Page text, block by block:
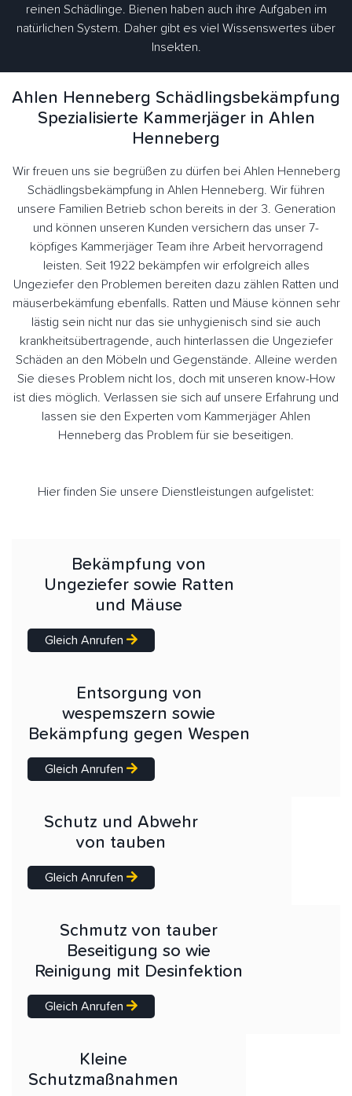
reinen Schädlinge. Bienen haben auch ihre Aufgaben im
natürlichen System. Daher gibt es viel Wissenswertes über
Insekten.
Ahlen Henneberg Schädlingsbekämpfung
Spezialisierte Kammerjäger in Ahlen
Henneberg
Wir freuen uns sie begrüßen zu dürfen bei Ahlen Henneberg
Schädlingsbekämpfung in Ahlen Henneberg. Wir führen
unsere Familien Betrieb schon bereits in der 3. Generation
und können unseren Kunden versichern das unser 7-
köpfiges Kammerjäger Team ihre Arbeit hervorragend
leisten. Seit 1922 bekämpfen wir erfolgreich alles
Ungeziefer den Problemen bereiten dazu zählen Ratten und
mäuserbekämfung ebenfalls. Ratten und Mäuse können sehr
lästig sein nicht nur das sie unhygienisch sind sie auch
krankheitsübertragende, auch hinterlassen die Ungeziefer
Schäden an den Möbeln und Gegenstände. Alleine werden
Sie dieses Problem nicht los, doch mit unseren know-How
ist dies möglich. Verlassen sie sich auf unsere Erfahrung und
lassen sie den Experten vom Kammerjäger Ahlen
Henneberg das Problem für sie beseitigen.
Hier finden Sie unsere Dienstleistungen aufgelistet:
Bekämpfung von
Ungeziefer sowie Ratten
und Mäuse
Gleich Anrufen
Entsorgung von
wespemszern sowie
Bekämpfung gegen Wespen
Gleich Anrufen
Schutz und Abwehr
von tauben
Gleich Anrufen
Schmutz von tauber
Beseitigung so wie
Reinigung mit Desinfektion
Gleich Anrufen
Kleine
Schutzmaßnahmen